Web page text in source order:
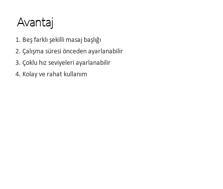
Avantaj
1. Beş farklı şekilli masaj başlığı
2. Çalışma süresi önceden ayarlanabilir
3. Çoklu hız seviyeleri ayarlanabilir
4. Kolay ve rahat kullanım